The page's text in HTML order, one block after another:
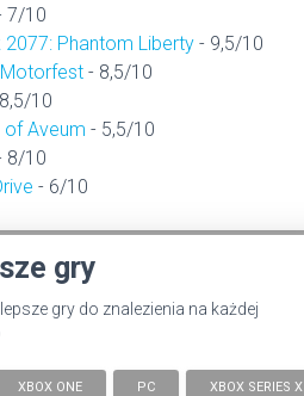
7/10
2077: Phantom Liberty - 9,5/10
- 8,5/10
10
Aveum - 5,5/10
8/10
- 6/10
gry
gry do znalezienia na każdej
XBOX ONE PC XBOX SERIES X